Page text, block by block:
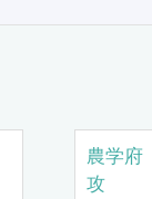
農学
攻